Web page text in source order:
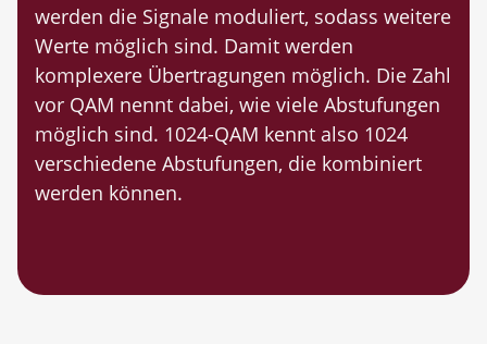
werden die Signale moduliert, sodass weitere
Werte möglich sind. Damit werden
komplexere Übertragungen möglich. Die Zahl
vor QAM nennt dabei, wie viele Abstufungen
möglich sind. 1024-QAM kennt also 1024
verschiedene Abstufungen, die kombiniert
werden können.